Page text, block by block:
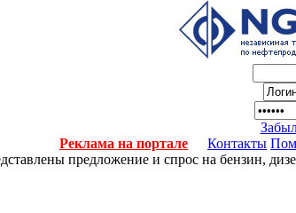
Реклама на портале
Контакты
предложение и спрос на бензин,